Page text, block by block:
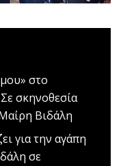
στο
σκηνοθεσία
Βιδάλη
για την αγάπη
σε